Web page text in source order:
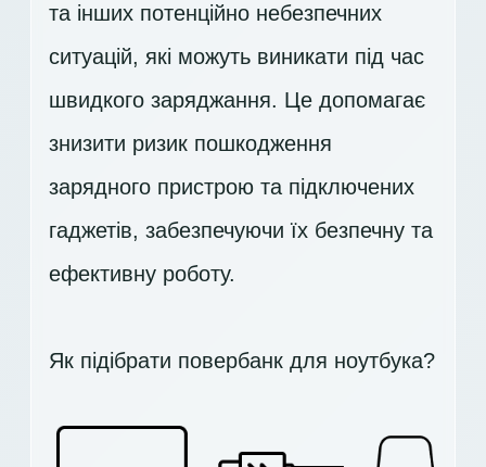
та інших потенційно небезпечних
ситуацій, які можуть виникати під час
швидкого заряджання. Це допомагає
знизити ризик пошкодження
зарядного пристрою та підключених
гаджетів, забезпечуючи їх безпечну та
ефективну роботу.
Як підібрати повербанк для ноутбука?